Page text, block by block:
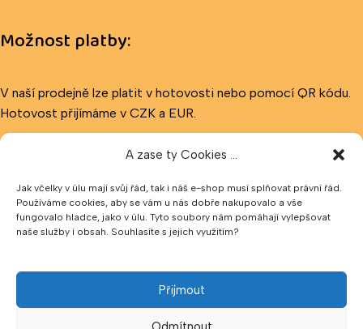
A zase ty Cookies ...
Jak včelky v úlu mají svůj řád, tak i náš e-shop musí splňovat právní řád.
Používáme cookies, aby se vám u nás dobře nakupovalo a vše
fungovalo hladce, jako v úlu. Tyto soubory nám pomáhají vylepšovat
naše služby i obsah. Souhlasíte s jejich využitím?
Přijmout
Možnost platby:
V naší prodejně lze platit v hotovosti nebo pomocí QR kódu.
Hotovost přijímáme v CZK a EUR.